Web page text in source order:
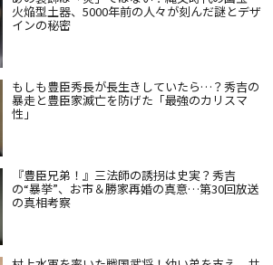
火焔型土器、5000年前の人々が刻んだ謎とデザ
インの秘密
もしも豊臣秀長が長生きしていたら…？秀吉の
暴走と豊臣家滅亡を防げた「最強のカリスマ
性」
『豊臣兄弟！』三法師の誘拐は史実？秀吉
の“暴挙”、お市＆勝家再婚の真意…第30回放送
の真相考察